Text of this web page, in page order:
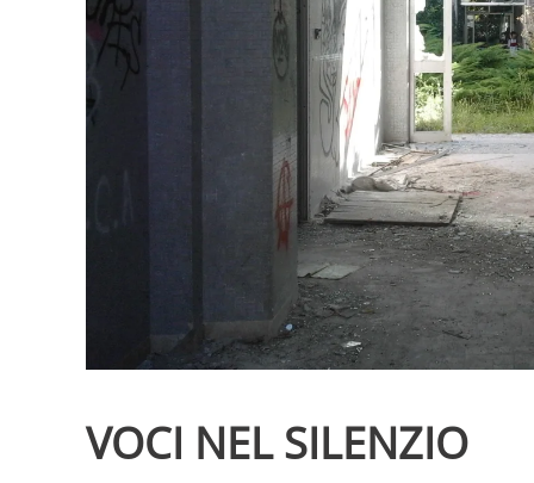
VOCI NEL SILENZIO